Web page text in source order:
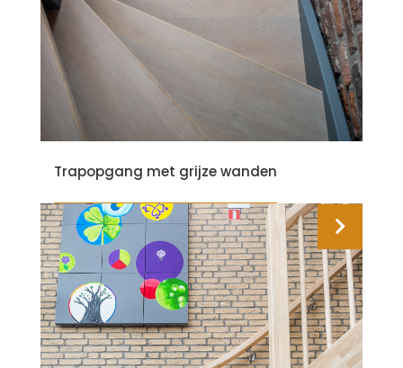
Trapopgang met grijze wanden